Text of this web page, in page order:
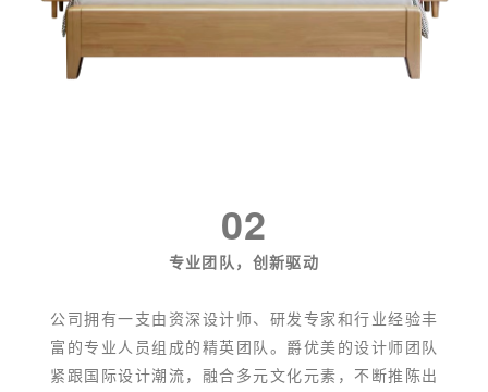
02
专业团队，创新驱动
公司拥有一支由资深设计师、研发专家和行业经验丰
富的专业人员组成的精英团队。爵优美的设计师团队
紧跟国际设计潮流，融合多元文化元素，不断推陈出